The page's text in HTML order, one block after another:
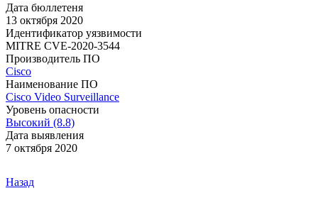
Дата бюллетеня
13 октября 2020
Идентификатор уязвимости
MITRE CVE-2020-3544
Производитель ПО
Cisco
Наименование ПО
Cisco Video Surveillance
Уровень опасности
Высокий (8.8)
Дата выявления
7 октября 2020
Назад